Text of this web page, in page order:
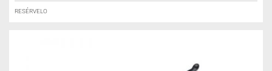
RESÉRVELO